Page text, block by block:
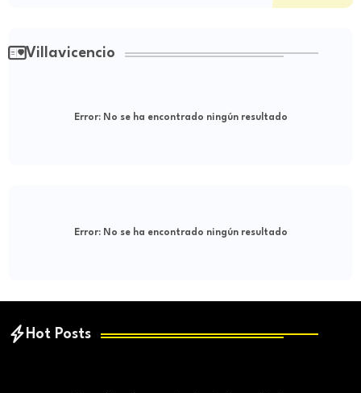
Villavicencio
Error:No se ha encontrado ningún resultado
Error:No se ha encontrado ningún resultado
Hot Posts